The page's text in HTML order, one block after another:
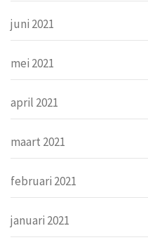
juni 2021
mei 2021
april 2021
maart 2021
februari 2021
januari 2021